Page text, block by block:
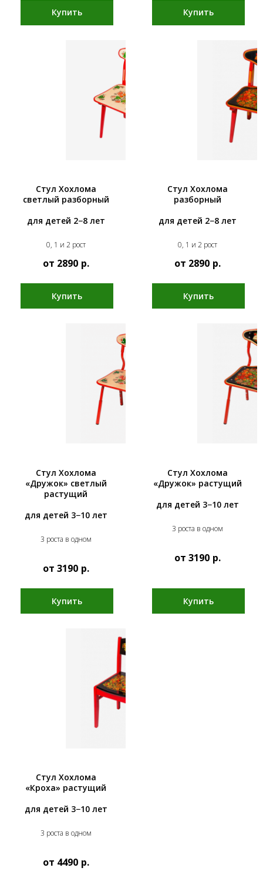
Купить Купить
Стул Хохлома
светлый разборный
для детей 2−8 лет
0, 1 и 2 рост
от 2890 р.
Купить
Стул Хохлома
разборный
для детей 2−8 лет
0, 1 и 2 рост
от 2890 р.
Купить
Стул Хохлома
«Дружок» светлый
растущий
для детей 3−10 лет
3 роста в одном
от 3190 р.
Купить
Стул Хохлома
«Дружок» растущий
для детей 3−10 лет
3 роста в одном
от 3190 р.
Купить
Стул Хохлома
«Кроха» растущий
для детей 3−10 лет
3 роста в одном
от 4490 р.